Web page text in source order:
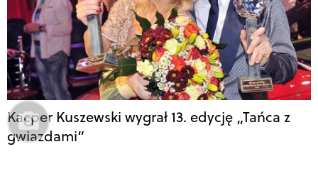
Kacper Kuszewski wygrał 13. edycję „Tańca z
gwiazdami”